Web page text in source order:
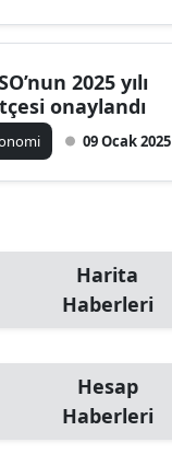
2025 yılı
onaylandı
09 Ocak 2025
Harita
Haberleri
Hesap
Haberleri